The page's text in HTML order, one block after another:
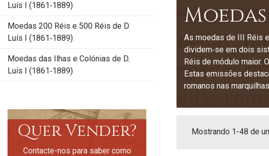
Luís I (1861‑1889)
Moedas 200 Réis e 500 Réis de D.
Luís I (1861‑1889)
Moedas das Ilhas e Colónias de D.
Luís I (1861‑1889)
Quer Vender?
Contacte-nos para saber como
Moedas
As moedas de III Réis
dividem‑se em dois
Réis de módulo maior.
Estas emissões
romanos nas
Mostrando 1-48 de